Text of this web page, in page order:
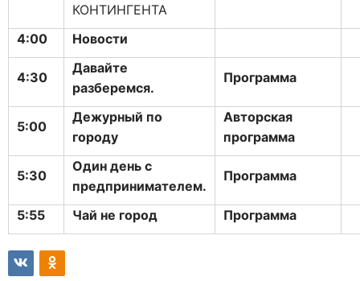
КОНТИНГЕНТА
4:00 Новости
4:30
Давайте
разберемся.
Программа
5:00
Дежурный по
городу
Авторская
программа
5:30
Один день с
предпринимателем.
Программа
5:55 Чай не город Программа